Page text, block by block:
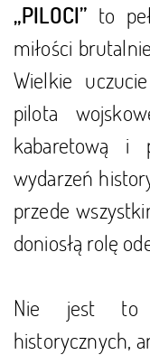
„PILOCI” to
miłości
Wielkie
pilota
kabaretową i
wydarzeń
przede
doniosłą rolę
Nie jest to
historycznych,